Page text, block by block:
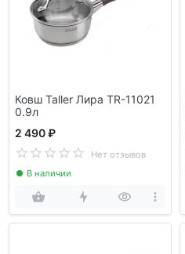
Ковш Taller Лира TR-11021
0.9л
2 490 ₽
Нет отзывов
В наличии